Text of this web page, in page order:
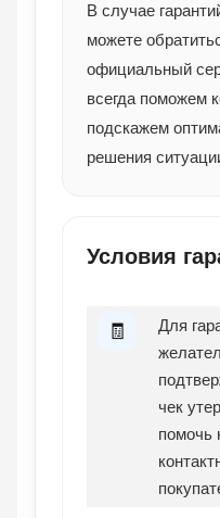
В случае
можете
официальный
всегда поможем
подскажем
решения
Условия
🧾
Для
чек
помочь